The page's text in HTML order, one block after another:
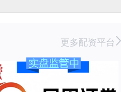
更多配资平台